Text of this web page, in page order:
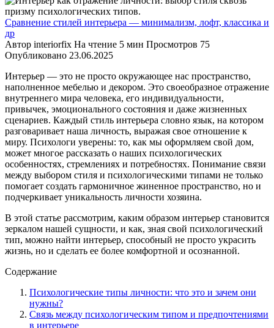
Сравнение стилей интерьера — минимализм, лофт, классика и
др
Автор interiorfix На чтение 5 мин Просмотров 75
Опубликовано 23.06.2025
Интерьер — это не просто окружающее нас пространство,
наполненное мебелью и декором. Это своеобразное отражение
внутреннего мира человека, его индивидуальности,
привычек, эмоционального состояния и даже жизненных
сценариев. Каждый стиль интерьера словно язык, на котором
разговаривает наша личность, выражая свое отношение к
миру. Психологи уверены: то, как мы оформляем свой дом,
может многое рассказать о наших психологических
особенностях, стремлениях и потребностях. Понимание связи
между выбором стиля и психологическими типами не только
помогает создать гармоничное жиненное пространство, но и
подчеркивает уникальность личности хозяина.
В этой статье рассмотрим, каким образом интерьер становится
зеркалом нашей сущности, и как, зная свой психологический
тип, можно найти интерьер, способный не просто украсить
жизнь, но и сделать ее более комфортной и осознанной.
Содержание
Психологические типы личности: что это и зачем они
нужны?
Связь между психологическим типом и предпочтениями
в интерьере